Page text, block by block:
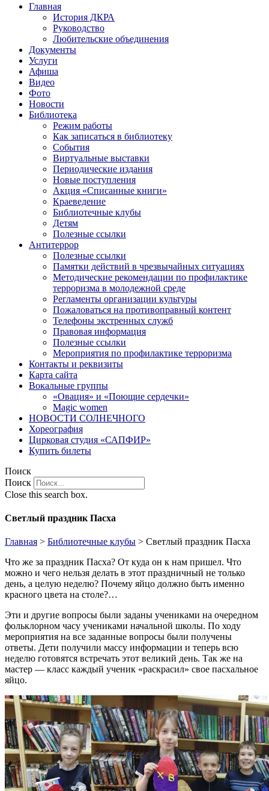
Главная
История ДКРА
Руководство
Любительские объединения
Документы
Услуги
Афиша
Видео
Фото
Новости
Библиотека
Режим работы
Как записаться в библиотеку
События
Виртуальные выставки
Периодические издания
Новые поступления
Акция «Списанные книги»
Краеведение
Библиотечные клубы
Детям
Полезные ссылки
Антитеррор
Полезные ссылки
Памятки действий в чрезвычайных ситуациях
Методические рекомендации по профилактике
терроризма в молодежной среде
Регламенты организации культуры
Пожаловаться на противоправный контент
Телефоны экстренных служб
Правовая информация
Полезные ссылки
Мероприятия по профилактике терроризма
Контакты и реквизиты
Карта сайта
Вокальные группы
«Овация» и «Поющие сердечки»
Magic women
НОВОСТИ СОЛНЕЧНОГО
Хореография
Цирковая студия «САПФИР»
Купить билеты
Поиск
Поиск
Close this search box.
Светлый праздник Пасха
Главная > Библиотечные клубы > Светлый праздник Пасха
Что же за праздник Пасха? От куда он к нам пришел. Что
можно и чего нельзя делать в этот праздничный не только
день, а целую неделю? Почему яйцо должно быть именно
красного цвета на столе?…
Эти и другие вопросы были заданы учениками на очередном
фольклорном часу учениками начальной школы. По ходу
мероприятия на все заданные вопросы были получены
ответы. Дети получили массу информации и теперь всю
неделю готовятся встречать этот великий день. Так же на
мастер — класс каждый ученик «раскрасил» свое пасхальное
яйцо.